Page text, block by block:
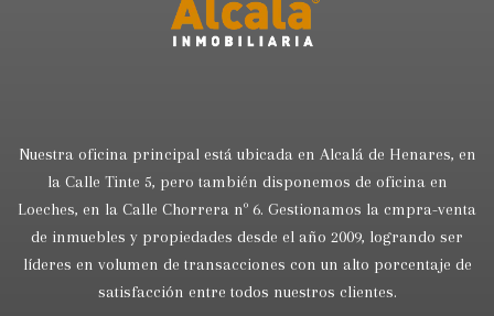
Nuestra oficina principal está ubicada en Alcalá de Henares, en
la Calle Tinte 5, pero también disponemos de oficina en
Loeches, en la Calle Chorrera nº 6. Gestionamos la cmpra-venta
de inmuebles y propiedades desde el año 2009, logrando ser
líderes en volumen de transacciones con un alto porcentaje de
satisfacción entre todos nuestros clientes.